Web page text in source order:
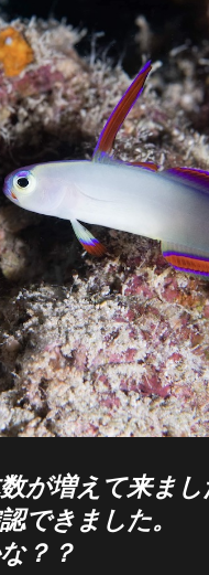
が増えて来ま
できました。
？？